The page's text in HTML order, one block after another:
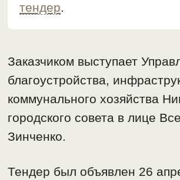
тендер.
Заказчиком выступает
благоустройства,
коммунального хозяйства
городского совета в лице
Зинченко.
Тендер был объявлен 26